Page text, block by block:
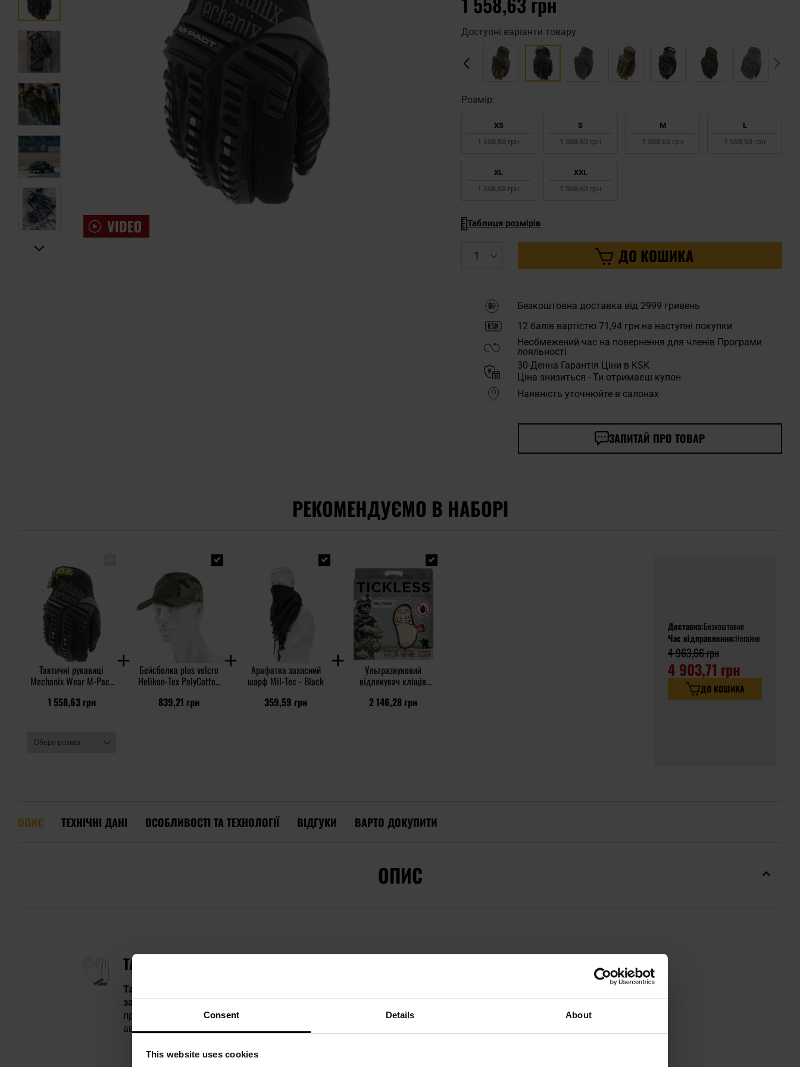
Consent Details About
This website uses cookies
Доступні варіанти товару:
Pозмір:
XS
1 558,63 грн
S
1 558,63 грн
M
1 558,63 грн
L
1 558,63 грн
XL
1 558,63 грн
XXL
1 558,63 грн
Таблиця розмірів
ДО КОШИКА
Безкоштовна доставка від 2999 гривень
12балів вартістю 71,94 грн на наступні покупки
Необмежений час на повернення для членів Програми
лояльності
30-Денна Гарантія Ціни в KSK
Ціна знизиться - Ти отримаєш купон
Наявність уточнюйте в салонах
ЗАПИТАЙ ПРО ТОВАР
РЕКОМЕНДУЄМО В НАБОРІ
Тактичні рукавиці
Mechanix Wear M-Pact
1 558,63 грн
Бейсболка plus velcro
Helikon-Tex PolyCotton
PL Woodland
839,21 грн
Арафатка захисний
шарф Mil-Tec - Black
359,59 грн
Ультразвуковий
відлякувач кліщів
людей - Beige
2 146,28 грн
Доставка:Безкоштовно
Час відправлення:Негайно
4 963,66 грн
4 903,71 грн
ДО КОШИКА
ОПИС ТЕХНІЧНІ ДАНІ ОСОБЛИВОСТІ ТА ТЕХНОЛОГІЇ ВІДГУКИ ВАРТО ДОКУПИТИ
ОПИС
ТАКТИЧНІ РУКАВИЦІ MECHANIX WEAR M-PACT CORE 3 - BLACK/GREY
Тактичні рукавиці чорно-сірого
забезпечують повний контроль зчепленняі дозволяють виконувати точні дії. Вони підійдуть працівникам
правоохоронних органів, військовим, любителям стрілецького спорту, а також під час вилазок на виживання, роботи в
автомайстерні, майстрування або ігор в ASG.